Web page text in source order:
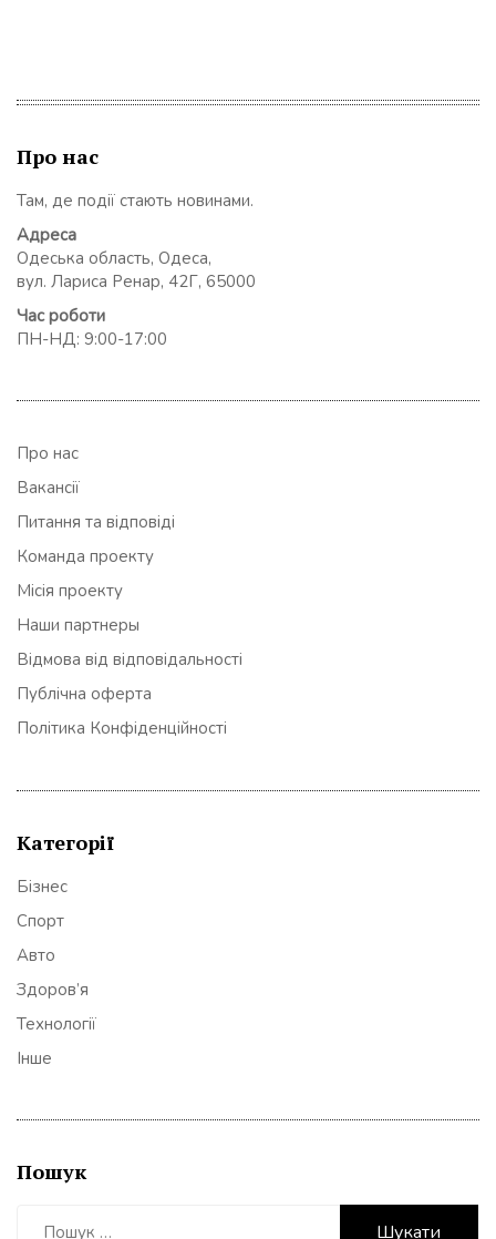
Про нас
Там, де події стають новинами.
Адреса
Одеська область, Одеса,
вул. Лариса Ренар, 42Г, 65000
Час роботи
ПН-НД: 9:00-17:00
Про нас
Вакансії
Питання та відповіді
Команда проекту
Місія проекту
Наши партнеры
Відмова від відповідальності
Публічна оферта
Політика Конфіденційності
Категорії
Бізнес
Спорт
Авто
Здоров’я
Технології
Інше
Пошук